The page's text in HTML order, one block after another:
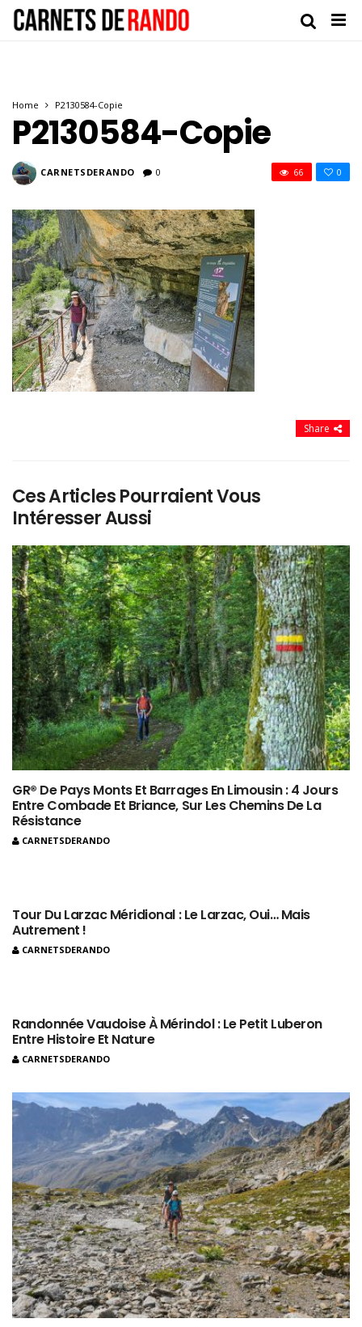
Home P2130584-Copie
P2130584-Copie
CARNETSDERANDO 0 0
66
Share
Ces Articles Pourraient Vous
Intéresser Aussi
GR® De Pays Monts Et Barrages En Limousin : 4 Jours
Entre Combade Et Briance, Sur Les Chemins De La
Résistance
CARNETSDERANDO
Tour Du Larzac Méridional : Le Larzac, Oui… Mais
Autrement !
CARNETSDERANDO
Randonnée Vaudoise À Mérindol : Le Petit Luberon
Entre Histoire Et Nature
CARNETSDERANDO